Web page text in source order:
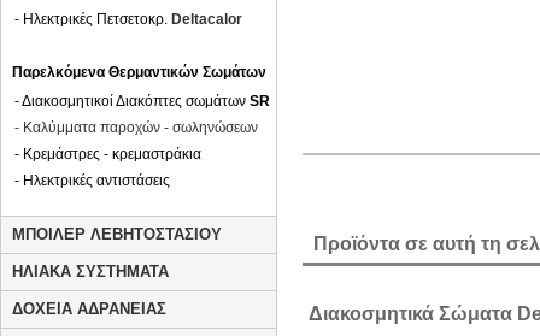
Προϊόντα σε αυτή τη
Διακοσμητικά Σώματα
- Ηλεκτρικές Πετσετοκρ. Deltacalor
Παρελκόμενα Θερμαντικών Σωμάτων
- Διακοσμητικοί Διακόπτες σωμάτων SR
- Καλύμματα παροχών - σωληνώσεων
- Κρεμάστρες - κρεμαστράκια
- Ηλεκτρικές αντιστάσεις
ΜΠΟΙΛΕΡ ΛΕΒΗΤΟΣΤΑΣΙΟΥ
ΗΛΙΑΚΑ ΣΥΣΤΗΜΑΤΑ
ΔΟΧΕΙΑ ΑΔΡΑΝΕΙΑΣ